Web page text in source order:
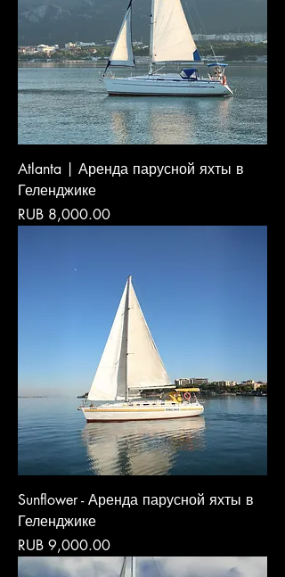
Atlanta | Аренда парусной яхты в
Геленджике
Price
RUB 8,000.00
Sunflower - Аренда парусной яхты в
Геленджике
Price
RUB 9,000.00